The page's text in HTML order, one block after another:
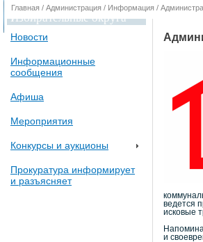
Избирательные округа
Главная / Администрация / Информация /
Новости
Информационные
сообщения
Афиша
Мероприятия
Конкурсы и аукционы
Прокуратура информирует
и разъясняет
ведется
исковые
и